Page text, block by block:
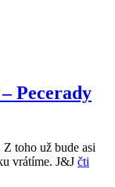
Pecerady
toho už bude asi
vrátíme. J&J čti